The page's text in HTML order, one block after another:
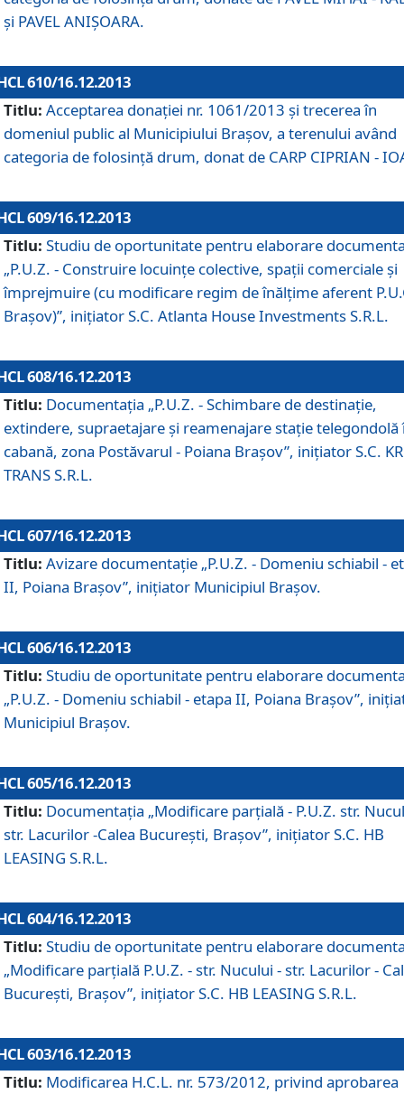
şi PAVEL ANIŞOARA.
610/16.12.2013
Titlu: Acceptarea donaţiei nr. 1061/2013 şi trecerea în
domeniul public al Municipiului Braşov, a terenului având
categoria de folosinţă drum, donat de CARP CIPRIAN -
609/16.12.2013
Titlu: Studiu de oportunitate pentru elaborare
„P.U.Z. - Construire locuinţe colective, spaţii comerciale şi
împrejmuire (cu modificare regim de înălţime aferent
Braşov)”, iniţiator S.C. Atlanta House Investments S.R.L.
608/16.12.2013
Titlu: Documentaţia „P.U.Z. - Schimbare de destinaţie,
extindere, supraetajare şi reamenajare staţie telegondolă
cabană, zona Postăvarul - Poiana Braşov”, iniţiator S.C.
TRANS S.R.L.
607/16.12.2013
Titlu: Avizare documentaţie „P.U.Z. - Domeniu schiabil -
II, Poiana Braşov”, iniţiator Municipiul Braşov.
606/16.12.2013
Titlu: Studiu de oportunitate pentru elaborare
„P.U.Z. - Domeniu schiabil - etapa II, Poiana Braşov”,
Municipiul Braşov.
605/16.12.2013
Titlu: Documentaţia „Modificare parţială - P.U.Z. str.
str. Lacurilor -Calea Bucureşti, Braşov”, iniţiator S.C. HB
LEASING S.R.L.
604/16.12.2013
Titlu: Studiu de oportunitate pentru elaborare
„Modificare parţială P.U.Z. - str. Nucului - str. Lacurilor -
Bucureşti, Braşov”, iniţiator S.C. HB LEASING S.R.L.
603/16.12.2013
Titlu: Modificarea H.C.L. nr. 573/2012, privind aprobarea